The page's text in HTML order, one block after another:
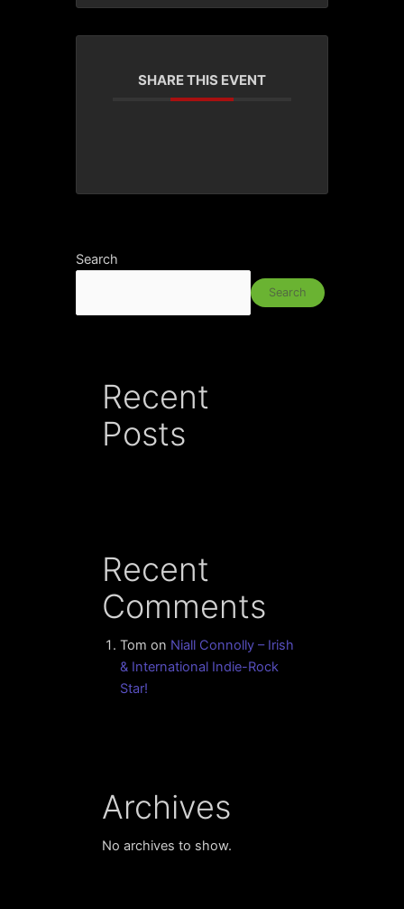
SHARE THIS EVENT
Search
Search
Recent
Posts
Recent
Comments
Tom on Niall Connolly – Irish
& International Indie-Rock
Star!
Archives
No archives to show.